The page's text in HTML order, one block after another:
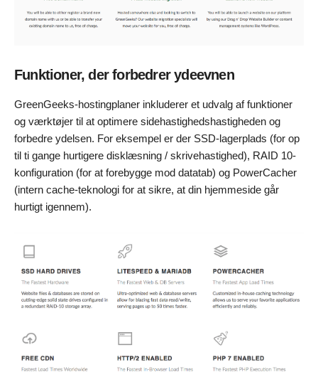
Funktioner, der forbedrer ydeevnen
GreenGeeks-hostingplaner inkluderer et udvalg af funktioner
og værktøjer til at optimere sidehastighedshastigheden og
forbedre ydelsen. For eksempel er der SSD-lagerplads (for op
til ti gange hurtigere disklæsning / skrivehastighed), RAID 10-
konfiguration (for at forebygge mod datatab) og PowerCacher
(intern cache-teknologi for at sikre, at din hjemmeside går
hurtigt igennem).